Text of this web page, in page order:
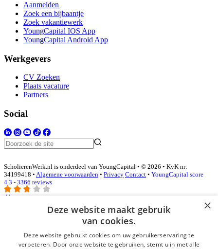
Aanmelden
Zoek een bijbaantje
Zoek vakantiewerk
YoungCapital IOS App
YoungCapital Android App
Werkgevers
CV Zoeken
Plaats vacature
Partners
Social
ScholierenWerk.nl is onderdeel van YoungCapital • © 2026 • KvK nr:
34199418 • Algemene voorwaarden • Privacy Contact • YoungCapital score
4.3 - 3366 reviews
E-mail*
×
Deze website maakt gebruik
van cookies.
Deze website gebruikt cookies om uw gebruikerservaring te
verbeteren. Door onze website te gebruiken, stemt u in met alle